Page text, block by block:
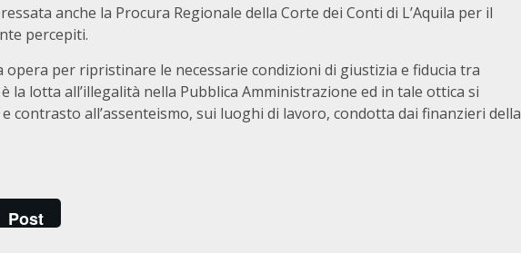
anche la Procura Regionale della Corte dei Conti di L’Aquila per il
percepiti.
opera per ripristinare le necessarie condizioni di giustizia e fiducia tra
la lotta all’illegalità nella Pubblica Amministrazione ed in tale ottica si
contrasto all’assenteismo, sui luoghi di lavoro, condotta dai finanzieri della
Post